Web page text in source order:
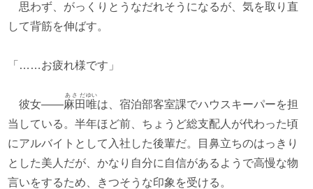
思わず、がっくりとうなだれそうになるが、気を取り直
して背筋を伸ばす。
「……お疲れ様です」
彼女――麻田
あさだ
唯
ゆい
は、宿泊部客室課でハウスキーパーを担
当している。半年ほど前、ちょうど総支配人が代わった頃
にアルバイトとして入社した後輩だ。目鼻立ちのはっきり
とした美人だが、かなり自分に自信があるようで高慢な物
言いをするため、きつそうな印象を受ける。